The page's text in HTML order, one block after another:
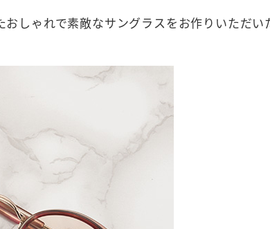
しゃれで素敵なサングラスをお作りいただい